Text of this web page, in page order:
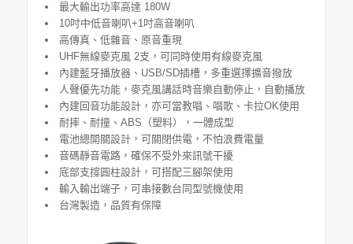
最大輸出功率高達 180W
10吋中低音喇叭+1吋高音喇叭
高傳真、低雜音、原音重現
UHF無線麥克風 2支，可同時使用有線麥克風
內建藍牙播放器、USB/SD插槽，多重選擇擴音撥放
人聲優先功能，麥克風講話時音樂自動停止，自動播放
內建回音功能設計，亦可當教唱、唱歌、卡拉OK使用
耐摔、耐撞、ABS（塑料），一體成型
電池總開關設計，可關閉供電，不怕浪費電量
音碼靜音電路，確保不受外來訊號干擾
底部支撐圓柱設計，可搭配三腳架使用
輸入輸出端子，可串接數台同型號機使用
台灣製造，品質有保障